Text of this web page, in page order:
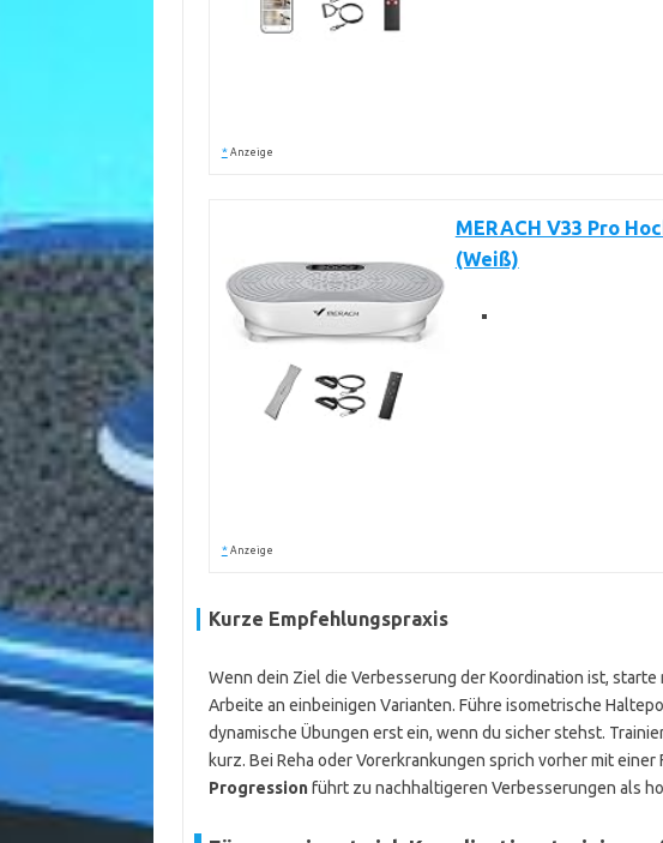
* Anzeige
MERACH V33 Pro
(Weiß)
* Anzeige
Kurze Empfehlungspraxis
Wenn dein Ziel die Verbesserung der Koordination ist,
Arbeite an einbeinigen Varianten. Führe isometrische
dynamische Übungen erst ein, wenn du sicher stehst.
kurz. Bei Reha oder Vorerkrankungen sprich vorher mit einer
Progressionführt zu nachhaltigeren Verbesserungen als